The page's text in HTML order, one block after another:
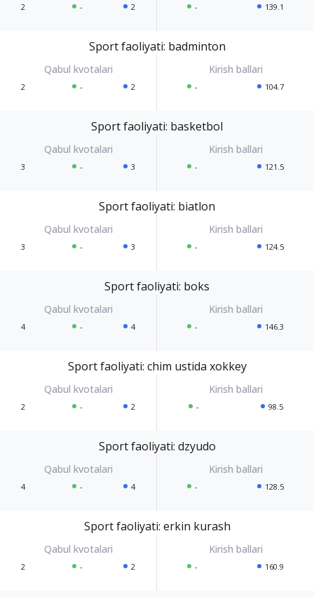
2 - 2 - 139.1
Sport faoliyati: badminton
2 - 2 - 104.7
Sport faoliyati: basketbol
3 - 3 - 121.5
Sport faoliyati: biatlon
3 - 3 - 124.5
Sport faoliyati: boks
4 - 4 - 146.3
Sport faoliyati: chim ustida xokkey
2 - 2 - 98.5
Sport faoliyati: dzyudo
4 - 4 - 128.5
Sport faoliyati: erkin kurash
2 - 2 - 160.9